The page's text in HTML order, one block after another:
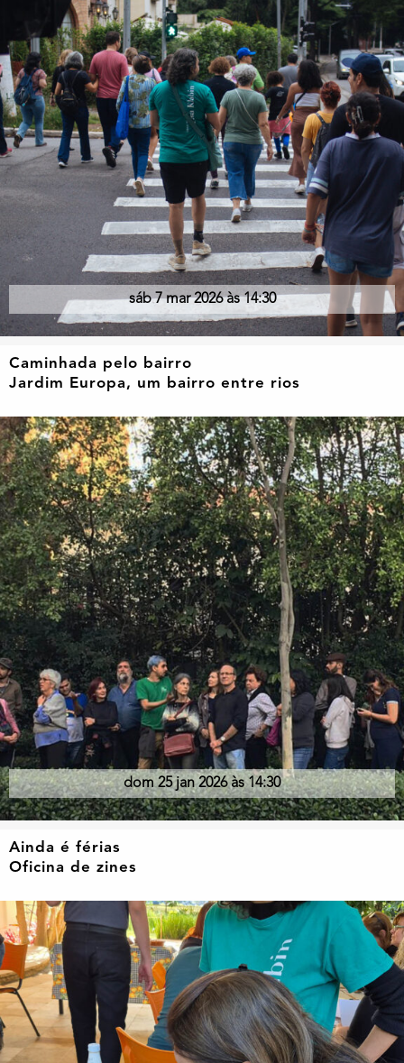
sáb 7 mar 2026 às 14:30
Caminhada pelo bairro
Jardim Europa, um bairro entre rios
dom 25 jan 2026 às 14:30
Ainda é férias
Oficina de zines